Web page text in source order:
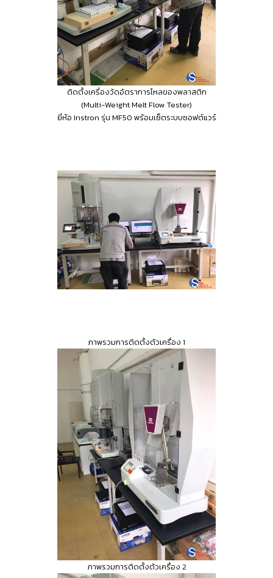
ติดตั้งเครี่องวัดอัตราการไหลของพลาสติก
(Multi-Weight Melt Flow Tester)
ยี่ห้อ Instron รุ่น MF50 พร้อมเซ็ตระบบซอฟต์แวร์
ภาพรวมการติดตั้งตัวเครื่อง 1
ภาพรวมการติดตั้งตัวเครื่อง 2